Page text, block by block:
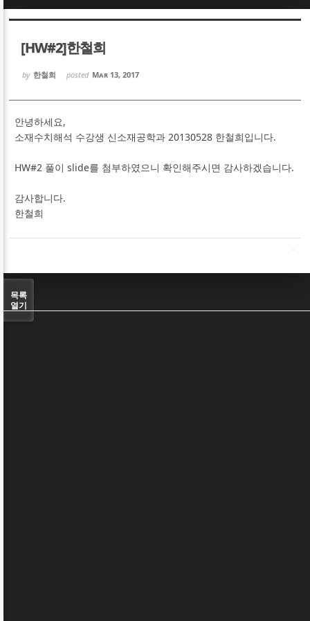
[HW#2]한철희
by 한철희 posted Mar 13, 2017
안녕하세요,
소재수치해석 수강생 신소재공학과 20130528 한철희입니다.
HW#2 풀이 slide를 첨부하였으니 확인해주시면 감사하겠습니다.
감사합니다.
한철희
목록
열기
Sketchbook5, 스케치북5
Sketchbook5, 스케치북5
Sketchbook5, 스케치북5
Sketchbook5, 스케치북5